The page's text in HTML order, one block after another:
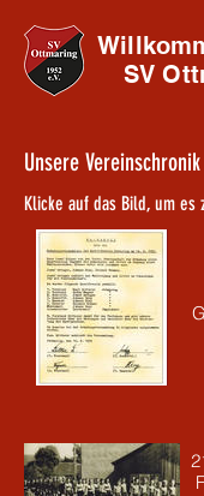
SV
Unsere
Klicke auf das Bild, um es